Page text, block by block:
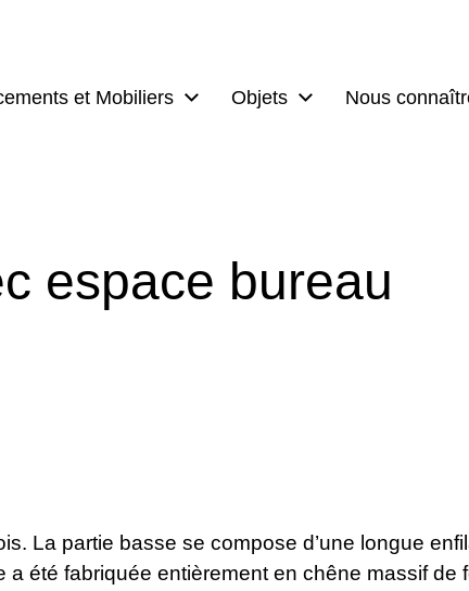
et Mobiliers Objets Nous
espace bureau
La partie basse se compose d’une longue
été fabriquée entièrement en chêne massif de